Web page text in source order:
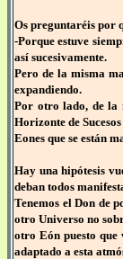
Os preguntaréis por
-Porque estuve
así sucesivamente.
Pero de la misma
expandiendo.
Por otro lado, de la
Horizonte de
Eones que se están
Hay una hipótesis
deban todos
Tenemos el Don de
otro Universo no
otro Eón puesto
adaptado a esta